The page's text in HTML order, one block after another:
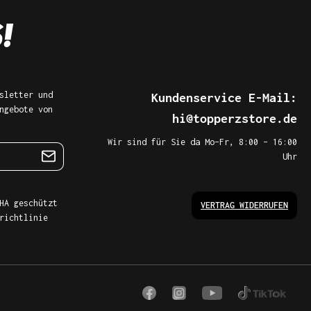
und
von
geschützt
Kundenservice E-Mail:
hi@topperzstore.de
Wir sind für Sie da Mo–Fr, 8:00 – 16:00
Uhr
VERTRAG WIDERRUFEN